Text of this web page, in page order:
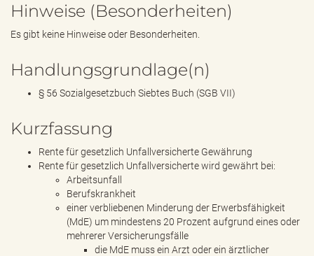
Hinweise (Besonderheiten)
Es gibt keine Hinweise oder Besonderheiten.
Handlungsgrundlage(n)
§ 56 Sozialgesetzbuch Siebtes Buch (SGB VII)
Kurzfassung
Rente für gesetzlich Unfallversicherte Gewährung
Rente für gesetzlich Unfallversicherte wird gewährt bei:
Arbeitsunfall
Berufskrankheit
einer verbliebenen Minderung der Erwerbsfähigkeit
(MdE) um mindestens 20 Prozent aufgrund eines oder
mehrerer Versicherungsfälle
die MdE muss ein Arzt oder ein ärztlicher